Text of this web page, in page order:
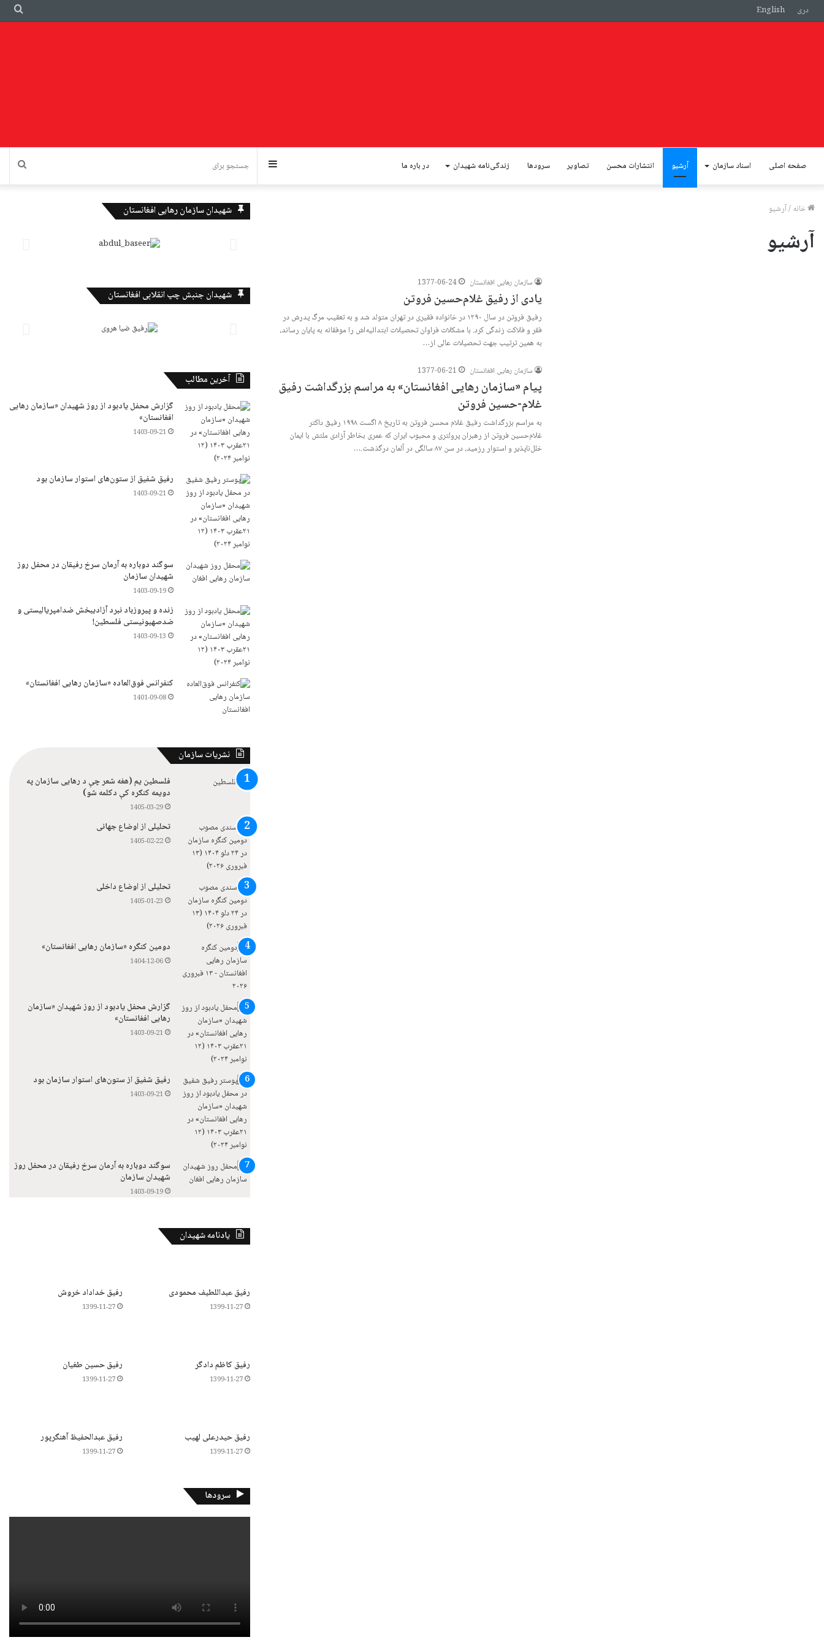
دری English
صفحه اصلی اسناد سازمان آرشیو انتشارات محسن تصاویر سرودها زندگی‌نامه شهیدان در باره ما
خانه/آرشیو
آرشیو
سازمان رهایی افغانستان 1377-06-24
یادی از رفیق غلام‌حسین فروتن
رفیق فروتن در سال ١٢٩٠ در خانواده فقیری در تهران متولد شد و به تعقیب مرگ پدرش در
فقر و فلاکت زندگی کرد. با مشکلات فراوان تحصیلات ابتدائیه‌اش را موفقانه به پایان رساند،
به همین ترتیب جهت تحصیلات عالی از…
سازمان رهایی افغانستان 1377-06-21
پیام «سازمان رهایی افغانستان» به مراسم بزرگداشت رفیق
غلام-حسین فروتن
به مراسم بزرگداشت رفیق غلام محسن فروتن به تاریخ ۸ اگست ۱۹۹۸ رفیق داکتر
غلام‌حسین فروتن از رهبران پرولتری و محبوب ایران که عمری بخاطر آزادی ملتش با ایمان
خلل‌ناپذیر و استوار رزمید، در سن ۸۷ سالگی در آلمان درگذشت.…
شهیدان سازمان رهایی افغانستان
شهیدان جنبش چپ انقلابی افغانستان
آخرین مطالب
گزارش محفل یادبود از روز شهیدان «سازمان رهایی
افغانستان»
1403-09-21
رفیق شفیق از ستون‌های استوار سازمان بود
1403-09-21
سوگند دوباره به آرمان سرخ رفیقان در محفل روز
شهیدان سازمان
1403-09-19
زنده و پیروزباد نبرد آزادیبخش ضدامپریالیستی و
ضدصهیونیستی فلسطین!
1403-09-13
کنفرانس فوق‌العاده «سازمان رهایی افغانستان»
1401-09-08
نشریات سازمان
فلسطین یم (هغه شعر چې د رهایی سازمان په
دویمه کنګره کې دکلمه شو)
1405-03-29
تحلیلی از اوضاع جهانی
1405-02-22
تحلیلی از اوضاع داخلی
1405-01-23
دومین کنگره «سازمان رهایی افغانستان»
1404-12-06
گزارش محفل یادبود از روز شهیدان «سازمان
رهایی افغانستان»
1403-09-21
رفیق شفیق از ستون‌های استوار سازمان بود
1403-09-21
سوگند دوباره به آرمان سرخ رفیقان در محفل روز
شهیدان سازمان
1403-09-19
یادنامه شهیدان
رفیق عبداللطیف محمودی
1399-11-27
رفیق خداداد خروش
1399-11-27
رفیق کاظم دادگر
1399-11-27
رفیق حسین طغیان
1399-11-27
رفیق حیدرعلی لهیب
1399-11-27
رفیق عبدالحفیظ آهنگرپور
1399-11-27
سرودها